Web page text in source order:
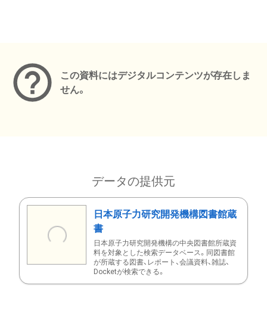
この資料にはデジタルコンテンツが存在しま
せん。
データの提供元
日本原子力研究開発機構図書館蔵
書
日本原子力研究開発機構の中央図書館所蔵資
料を対象とした検索データベース。同図書館
が所蔵する図書、レポート、会議資料、雑誌、
Docketが検索できる。